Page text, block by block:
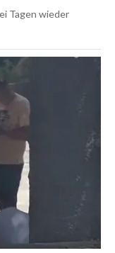
Tagen wieder